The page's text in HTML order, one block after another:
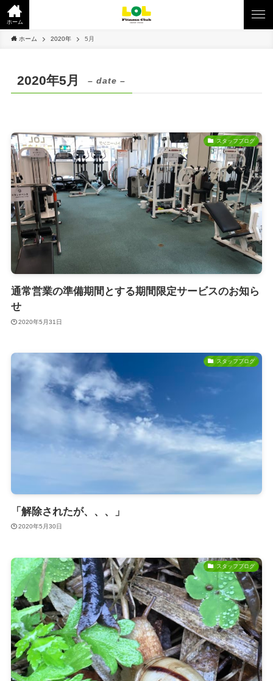
ホーム
ホーム 2020年 5月
2020年5月 – date –
スタッフブログ
通常営業の準備期間とする期間限定サービスのお知ら
せ
2020年5月31日
スタッフブログ
「解除されたが、、、」
2020年5月30日
スタッフブログ